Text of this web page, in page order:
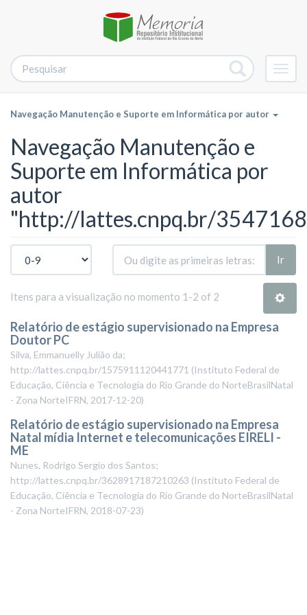
Navegação Manutenção e Suporte em Informática por autor
Navegação Manutenção e
Suporte em Informática por
autor
"http://lattes.cnpq.br/
Ir
Itens para a visualização no momento 1-2 of 2
Relatório de estágio supervisionado na Empresa
Doutor PC
Silva, Emmanuelly Julião da;
http://lattes.cnpq.br/1575911120441771 (Instituto Federal de
Educação, Ciência e Tecnologia do Rio Grande do NorteBrasilNatal
- Zona NorteIFRN, 2017-12-20)
Relatório de estágio supervisionado na Empresa
Natal mídia Internet e telecomunicações EIRELI -
ME
Nunes, Rodrigo Sergio dos Santos;
http://lattes.cnpq.br/3628917187210263 (Instituto Federal de
Educação, Ciência e Tecnologia do Rio Grande do NorteBrasilNatal
- Zona NorteIFRN, 2018-07-23)